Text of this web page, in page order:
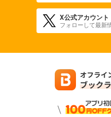
X公式アカウント
フォローして最新